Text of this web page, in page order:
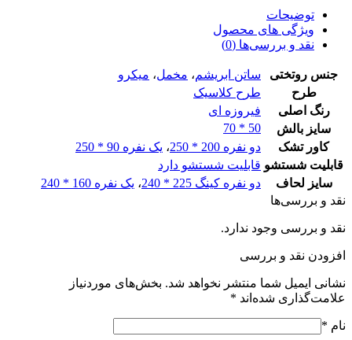
توضیحات
ویژگی های محصول
نقد و بررسی‌ها (0)
روتختی ساتن ابریشم،مخمل،میکرو
طرح
طرح کلاسیک
رنگ اصلی
فیروزه ای
سایز بالش
50 * 70
کاور تشک
دو نفره 200 * 250 ،یک نفره 90 * 250
شستشو قابلیت شستشو دارد
سایز لحاف
دو نفره کینگ 225 * 240 ،یک نفره 160 * 240
و بررسی‌ها
و بررسی وجود ندارد.
نقد و بررسی
ایمیل شما منتشر نخواهد شد. بخش‌های موردنیاز
شده‌اند*
*